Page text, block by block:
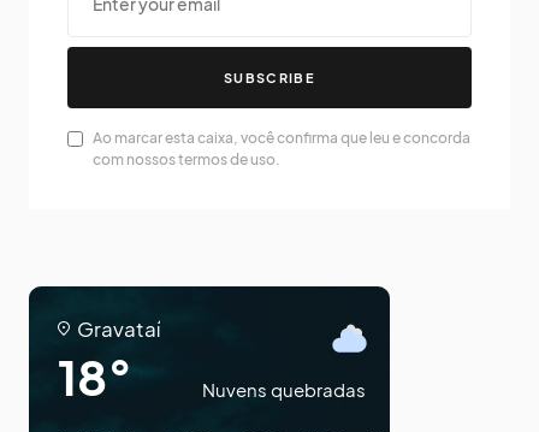
SUBSCRIBE
Ao marcar esta caixa, você confirma que leu e concorda
com nossos termos de uso.
Gravataí
18° Nuvens quebradas